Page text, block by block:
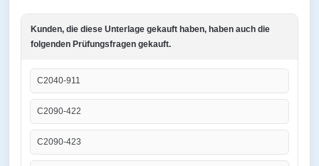
Kunden, die diese Unterlage gekauft haben, haben auch die
folgenden Prüfungsfragen gekauft.
C2040-911
C2090-422
C2090-423